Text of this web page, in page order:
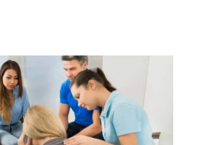
2900
садов